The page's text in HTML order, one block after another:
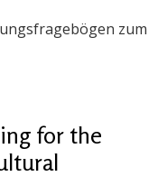
zum
for the